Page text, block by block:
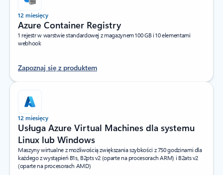
12 miesięcy
Azure Container Registry
1 rejestr w warstwie standardowej z magazynem 100 GB i 10 elementami
webhook
Zapoznaj się z produktem
12 miesięcy
Usługa Azure Virtual Machines dla systemu
Linux lub Windows
Maszyny wirtualne z możliwością zwiększania szybkości z 750 godzinami dla
każdego z wystąpień B1s, B2pts v2 (oparte na procesorach ARM) i B2ats v2
(oparte na procesorach AMD)